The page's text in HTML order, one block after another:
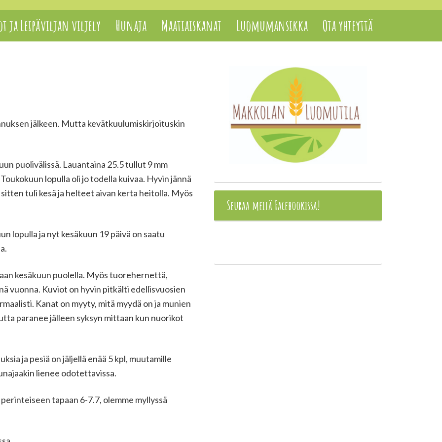
ja Leipäviljan viljely Hunaja Maatiaiskanat Luomumansikka Ota yhteyttä
jälkeen. Mutta kevätkuulumiskirjoituskin
puolivälissä. Lauantaina 25.5 tullut 9 mm
lopulla oli jo todella kuivaa. Hyvin jännä
tuli kesä ja helteet aivan kerta heitolla. Myös
lopulla ja nyt kesäkuun 19 päivä on saatu
kesäkuun puolella. Myös tuorehernettä,
vuonna. Kuviot on hyvin pitkälti edellisvuosien
Kanat on myyty, mitä myydä on ja munien
paranee jälleen syksyn mittaan kun nuorikot
ja pesiä on jäljellä enää 5 kpl, muutamille
lienee odotettavissa.
tapaan 6-7.7, olemme myllyssä
Seuraa meitä Facebookissa!